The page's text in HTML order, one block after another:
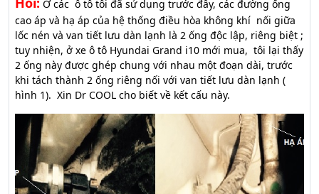
Ở các ô tô tôi đã sử dụng trước đây, các đường ống
cao áp và hạ áp của hệ thống điều hòa không khí nối giữa
lốc nén và van tiết lưu dàn lạnh là 2 ống độc lập, riêng biệt ;
tuy nhiện, ở xe ô tô Hyundai Grand i10 mới mua, tôi lại thấy
2 ống này được ghép chung với nhau một đoạn dài, trước
khi tách thành 2 ống riêng nối với van tiết lưu dàn lạnh (
hình 1). Xin Dr COOL cho biết về kết cấu này.